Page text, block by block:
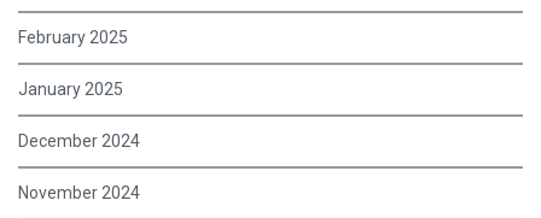
February 2025
January 2025
December 2024
November 2024